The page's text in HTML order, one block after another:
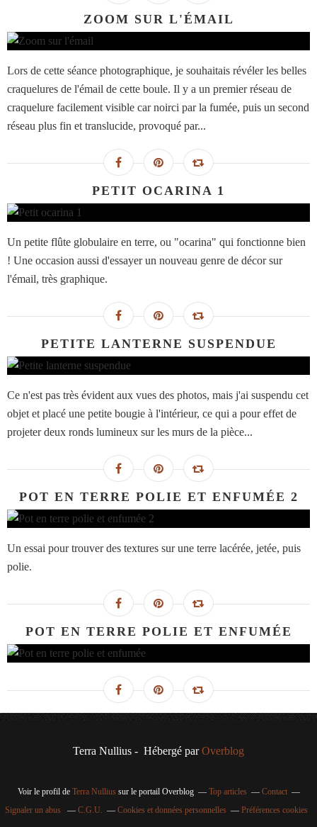
ZOOM SUR L'ÉMAIL
Lors de cette séance photographique, je souhaitais révéler les belles
craquelures de l'émail de cette boule. Il y a un premier réseau de
craquelure facilement visible car noirci par la fumée, puis un second
réseau plus fin et translucide, provoqué par...
PETIT OCARINA 1
Un petite flûte globulaire en terre, ou "ocarina" qui fonctionne bien
! Une occasion aussi d'essayer un nouveau genre de décor sur
l'émail, très graphique.
PETITE LANTERNE SUSPENDUE
Ce n'est pas très évident aux vues des photos, mais j'ai suspendu cet
objet et placé une petite bougie à l'intérieur, ce qui a pour effet de
projeter deux ronds lumineux sur les murs de la pièce...
POT EN TERRE POLIE ET ENFUMÉE 2
Un essai pour trouver des textures sur une terre lacérée, jetée, puis
polie.
POT EN TERRE POLIE ET ENFUMÉE
Terra Nullius - Hébergé parOverblog
Voir le profil de Terra Nullius sur le portail Overblog Top articles
Contact
Signaler un abus
C.G.U. Cookies et données personnelles Préférences cookies